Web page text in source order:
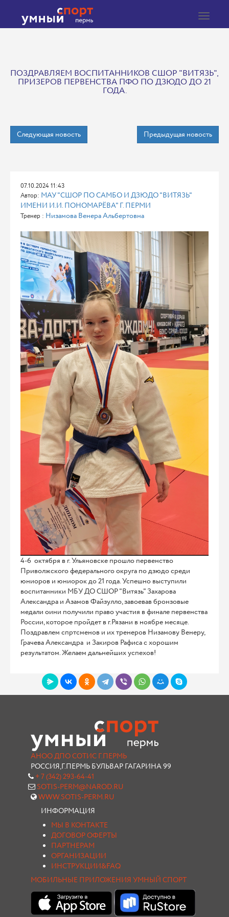
Toggle
ПОЗДРАВЛЯЕМ ВОСПИТАННИКОВ СШОР "ВИТЯЗЬ",
ПРИЗЕРОВ ПЕРВЕНСТВА ПФО ПО ДЗЮДО ДО 21
ГОДА.
Следующая новость Предыдущая новость
07.10.2024 11:43
Автор: МАУ "СШОР ПО САМБО И ДЗЮДО "ВИТЯЗЬ"
ИМЕНИ И.И. ПОНОМАРЁВА" Г. ПЕРМИ
Тренер : Низамова Венера Альбертовна
4-6 октября в г. Ульяновске прошло первенство
Приволжского федерального округа по дзюдо среди
юниоров и юниорок до 21 года. Успешно выступили
воспитанники МБУ ДО СШОР "Витязь" Захарова
Александра и Азамов Файзулло, завоевав бронзовые
медали оини получили право участия в финале первенства
России, которое пройдет в г.Рязани в ноябре месяце.
Поздравлем спртсменов и их тренеров Низамову Венеру,
Грачева Александра и Закиров Рафиса с хорошим
результатом. Желаем дальнейших успехов!
АНОО ДПО СОТИС Г.ПЕРМЬ
РОССИЯ,Г.ПЕРМЬ БУЛЬВАР ГАГАРИНА 99
+ 7 (342) 293-64-41
SOTIS-PERM@NAROD.RU
WWW.SOTIS-PERM.RU
ИНФОРМАЦИЯ
МЫ В КОНТАКТЕ
ДОГОВОР ОФЕРТЫ
ПАРТНЕРАМ
ОРГАНИЗАЦИИ
ИНСТРУКЦИИ&FAQ
МОБИЛЬНЫЕ ПРИЛОЖЕНИЯ УМНЫЙ СПОРТ